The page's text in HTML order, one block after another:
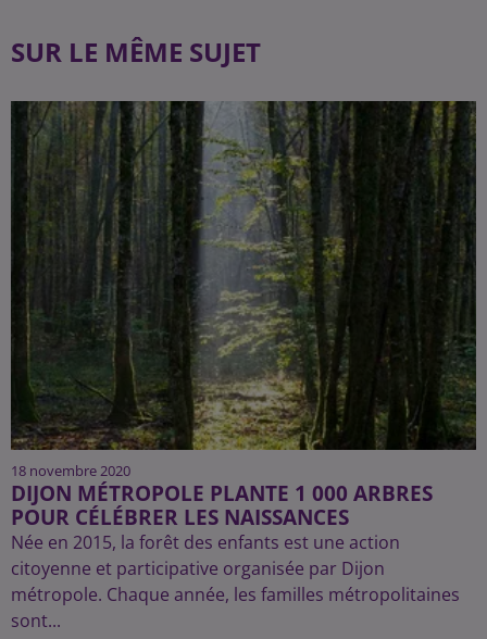
SUR LE MÊME SUJET
18 novembre 2020
DIJON MÉTROPOLE PLANTE 1 000 ARBRES
POUR CÉLÉBRER LES NAISSANCES
Née en 2015, la forêt des enfants est une action
citoyenne et participative organisée par Dijon
métropole. Chaque année, les familles métropolitaines
sont...